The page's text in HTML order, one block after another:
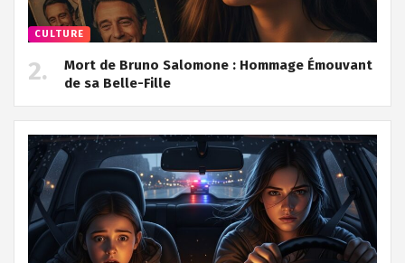
CULTURE
Mort de Bruno Salomone : Hommage Émouvant
de sa Belle-Fille